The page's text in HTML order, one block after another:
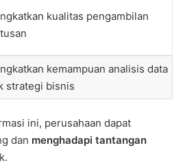
kualitas pengambilan
kemampuan analisis data
strategi bisnis
ini, perusahaan dapat
dan menghadapi tantangan